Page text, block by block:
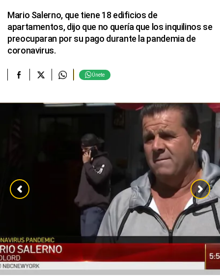
Mario Salerno, que tiene 18 edificios de
apartamentos, dijo que no quería que los inquilinos se
preocuparan por su pago durante la pandemia de
coronavirus.
Únete